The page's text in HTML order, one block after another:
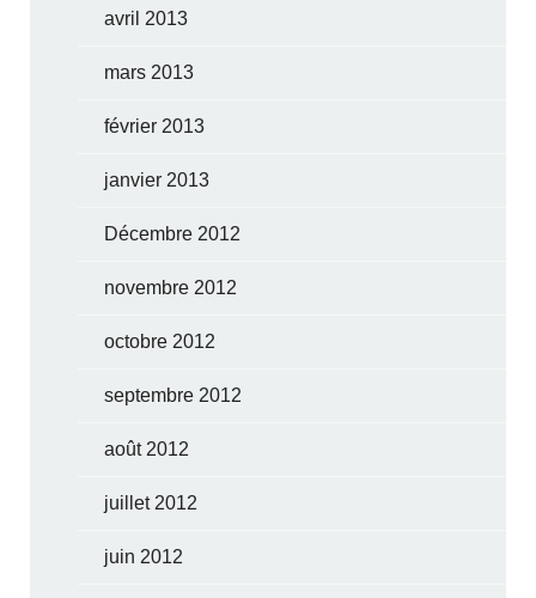
avril 2013
mars 2013
février 2013
janvier 2013
Décembre 2012
novembre 2012
octobre 2012
septembre 2012
août 2012
juillet 2012
juin 2012